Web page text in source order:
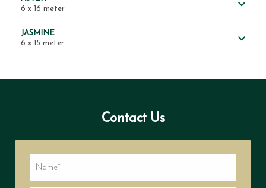
6 x 16 meter
JASMINE
6 x 15 meter
Contact Us